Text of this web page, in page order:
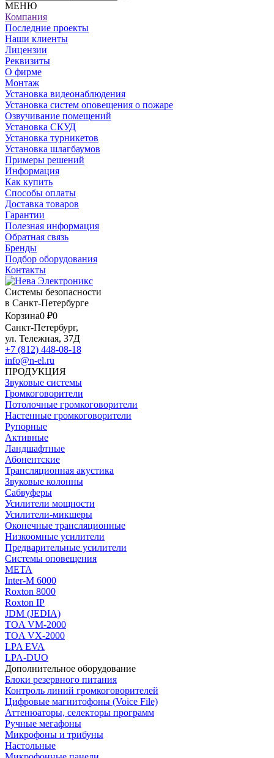
МЕНЮ
Компания
Последние проекты
Наши клиенты
Лицензии
Реквизиты
О фирме
Монтаж
Установка видеонаблюдения
Установка систем оповещения о пожаре
Озвучивание помещений
Установка СКУД
Установка турникетов
Установка шлагбаумов
Примеры решений
Информация
Как купить
Способы оплаты
Доставка товаров
Гарантии
Полезная информация
Обратная связь
Бренды
Подбор оборудования
Контакты
Системы безопасности
в Санкт-Петербурге
Корзина0 ₽0
Санкт-Петербург,
ул. Тележная, 37Д
+7 (812) 448-08-18
info@n-el.ru
ПРОДУКЦИЯ
Звуковые системы
Громкоговорители
Потолочные громкоговорители
Настенные громкоговорители
Рупорные
Активные
Ландшафтные
Абонентские
Трансляционная акустика
Звуковые колонны
Сабвуферы
Усилители мощности
Усилители-микшеры
Оконечные трансляционные
Низкоомные усилители
Предварительные усилители
Системы оповещения
МЕТА
Inter-M 6000
Roxton 8000
Roxton IP
JDM (JEDIA)
TOA VM-2000
TOA VX-2000
LPA EVA
LPA-DUO
Дополнительное оборудование
Блоки резервного питания
Контроль линий громкоговорителей
Цифровые магнитофоны (Voice File)
Аттенюаторы, селекторы программ
Ручные мегафоны
Микрофоны и трибуны
Настольные